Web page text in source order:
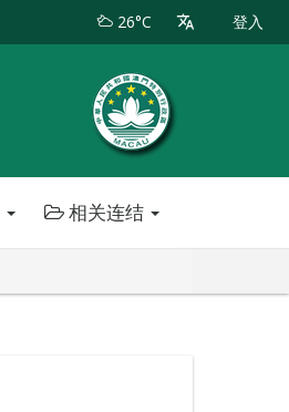
26°C 登入
相关连结